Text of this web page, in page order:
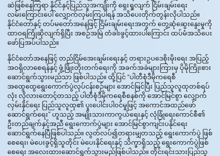
ဆဲဖြစ်နေကြရာ နိုင်ငံနှင့်ပြည်သူအကျိုးကို ရှေးရှုလျက် ငြိမ်းချမ်းရေး
လမ်းကြောင်းပေါ် လျှောက်လှမ်းကြပါရန် အသိပေးတိုက်တွန်းလိုပါသည်။
နိုင်ငံတော်နှင့် တပ်မတော်အနေဖြင့် ငြိမ်းချမ်းရေးအတွက် တွေ့ဆုံဆွေးနွေးမှုကို
ထာဝရကြိုဆိုလျက်ရှိပြီး အစဉ်အမြဲ တံခါးဖွင့်ထားပါကြောင်း ထပ်မံအသိပေး
ဖော်ပြအပ်ပါသည်။
နိုင်ငံတော်အနေဖြင့် တည်ငြိမ်အေးချမ်းရေးနှင့် တရားဥပဒေစိုးမိုးရေး အပြည့်
အဝရှိလာစေရန်နှင့် ဖွံ့ဖြိုးတိုးတက်ရေးကို အခက်အခဲများကြားမှ ပိုမိုကြိုးစား
ဆောင်ရွက်သွားမည်သာ ဖြစ်ပါသည်။ ထို့ပြင် “ပါတီစုံဒီမိုကရေစီ
အထွေထွေရွေးကောက်ပွဲလုပ်ငန်းစဉ်များ အောင်မြင်ပြီး ပြည်သူလူထုတစ်ရပ်
လုံး လိုလားတောင့်တသည့် ပါတီစုံဒီမိုကရေစီစနစ်ကို အောင်မြင်စွာ လျှောက်
လှမ်းနိုင်ရေး ပြည်သူလူထု၏ ပူးပေါင်းပါဝင်မှုဖြင့် အကောင်အထည်ဖော်
ဆောင်ရွက်ရေး” ဟူသည့် အမျိုးသားကာကွယ်ရေးနှင့် လုံခြုံရေးကောင်စီ၏
ဦးတည်ချက်နှင့်အညီ ရွေးကောက်ပွဲများ ‌အောင်မြင်စွာကျင်းပနိုင်ရေး
ဆောင်ရွက်နေပြီဖြစ်ပါသည်။ လွတ်လပ်၍တရားမျှတသည့် ရွေးကောက်ပွဲ ဖြစ်
စေရေး၊ မဲပေးခွင့်ရှိသူတိုင်း မဲပေးနိုင်ရေးနှင့် သိက္ခာရှိသည့် ရွေးကောက်ပွဲဖြစ်
စေရေး အလေးထားဆောင်ရွက်သွားမည်ဖြစ်ပါသည်။ တိုင်းရင်းသားပြည်သူ